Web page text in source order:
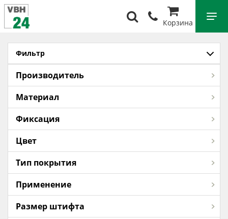
Корзина
Фильтр
Производитель
Материал
Фиксация
Цвет
Тип покрытия
Применение
Размер штифта